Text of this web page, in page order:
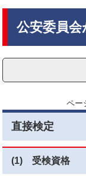
公安委員
ペー
直接検定
(1) 受検資格